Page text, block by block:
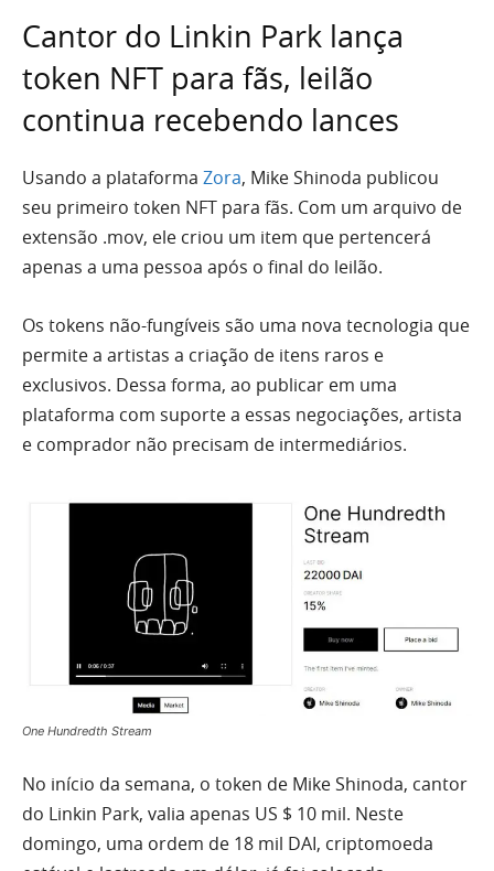
Cantor do Linkin Park lança
token NFT para fãs, leilão
continua recebendo lances
Usando a plataforma Zora, Mike Shinoda publicou
seu primeiro token NFT para fãs. Com um arquivo de
extensão .mov, ele criou um item que pertencerá
apenas a uma pessoa após o final do leilão.
Os tokens não-fungíveis são uma nova tecnologia que
permite a artistas a criação de itens raros e
exclusivos. Dessa forma, ao publicar em uma
plataforma com suporte a essas negociações, artista
e comprador não precisam de intermediários.
One Hundredth Stream
No início da semana, o token de Mike Shinoda, cantor
do Linkin Park, valia apenas US $ 10 mil. Neste
domingo, uma ordem de 18 mil DAI, criptomoeda